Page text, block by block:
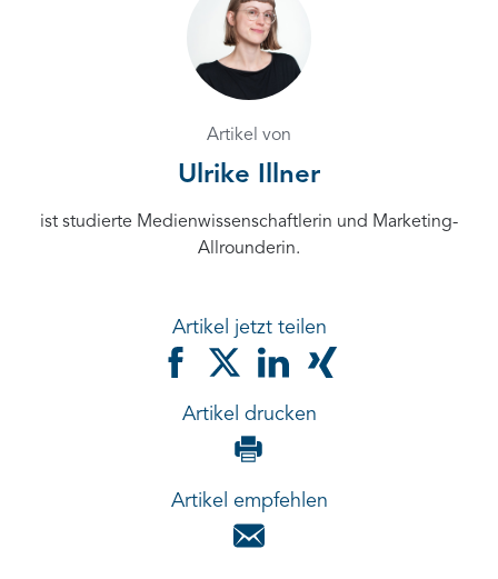
Artikel von
Ulrike Illner
ist studierte Medienwissenschaftlerin und Marketing-
Allrounderin.
Artikel jetzt teilen
Artikel drucken
Artikel empfehlen